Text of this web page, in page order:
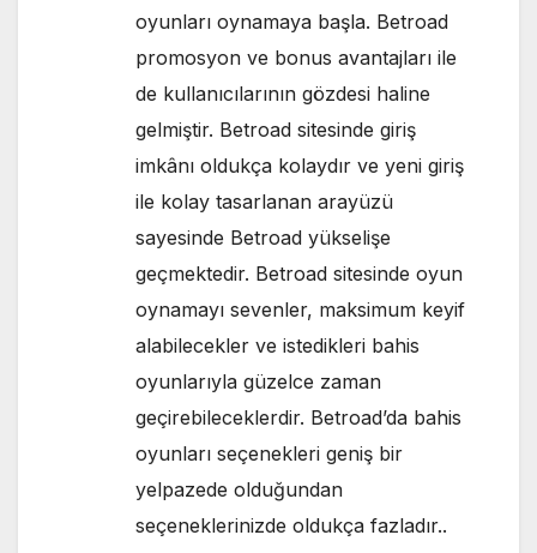
oyunları oynamaya başla. Betroad
promosyon ve bonus avantajları ile
de kullanıcılarının gözdesi haline
gelmiştir. Betroad sitesinde giriş
imkânı oldukça kolaydır ve yeni giriş
ile kolay tasarlanan arayüzü
sayesinde Betroad yükselişe
geçmektedir. Betroad sitesinde oyun
oynamayı sevenler, maksimum keyif
alabilecekler ve istedikleri bahis
oyunlarıyla güzelce zaman
geçirebileceklerdir. Betroad’da bahis
oyunları seçenekleri geniş bir
yelpazede olduğundan
seçeneklerinizde oldukça fazladır..